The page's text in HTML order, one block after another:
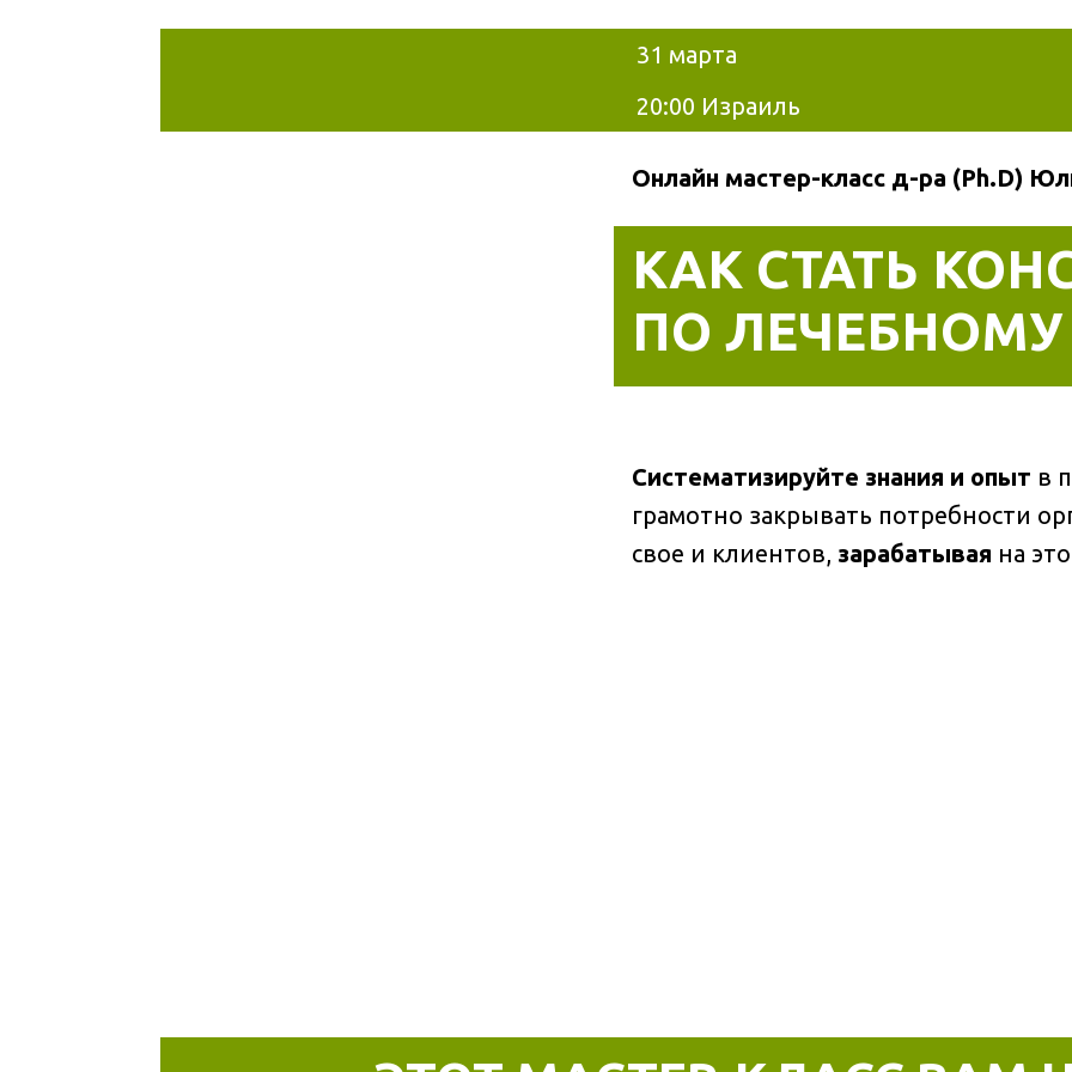
31 марта
20:00 Израиль
Онлайн мастер-класс д-ра (Ph.D)
КАК СТАТЬ
ПО
Систематизируйте знания и опыт в
грамотно закрывать потребности
свое и клиентов, зарабатывая на